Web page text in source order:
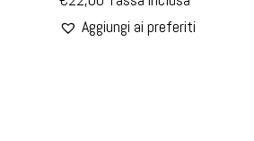
Aggiungi ai preferiti